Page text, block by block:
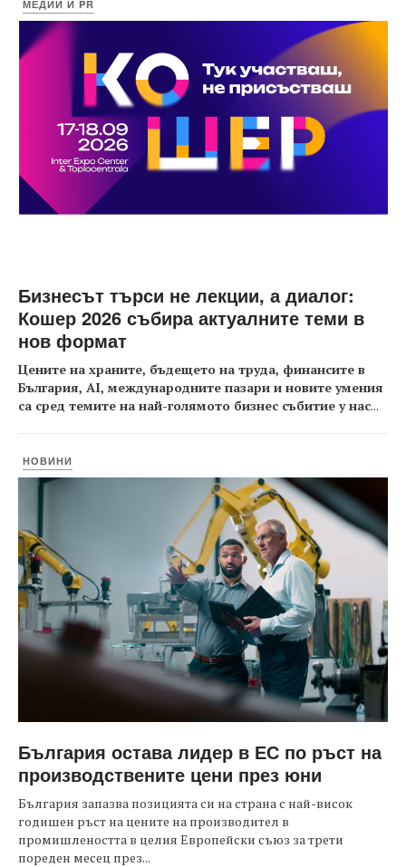
МЕДИИ И PR
Бизнесът търси не лекции, а диалог:
Кошер 2026 събира актуалните теми в
нов формат
Цените на храните, бъдещето на труда, финансите в
България, AI, международните пазари и новите умения
са сред темите на най-голямото бизнес събитие у нас...
НОВИНИ
България остава лидер в ЕС по ръст на
производствените цени през юни
България запазва позицията си на страна с най-висок
годишен ръст на цените на производител в
промишлеността в целия Европейски съюз за трети
пореден месец през...